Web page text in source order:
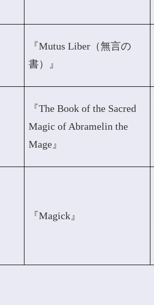
『Mutus Liber（無言の
書）』
『The Book of the Sacred
Magic of Abramelin the
Mage』
『Magick』